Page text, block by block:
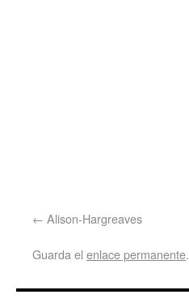
Alison-Hargreaves
Guarda el enlace permanente.